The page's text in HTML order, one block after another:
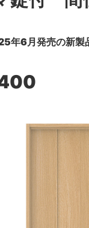
年6月発売の新製